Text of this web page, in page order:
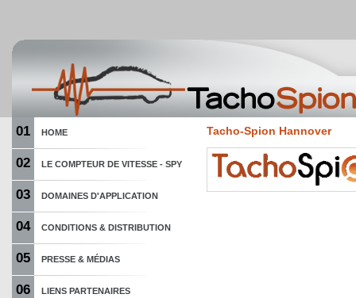
01 HOME
02 LE COMPTEUR DE VITESSE - SPY
03 DOMAINES D'APPLICATION
04 CONDITIONS & DISTRIBUTION
05 PRESSE & MÉDIAS
06 LIENS PARTENAIRES
Tacho-Spion Hannover